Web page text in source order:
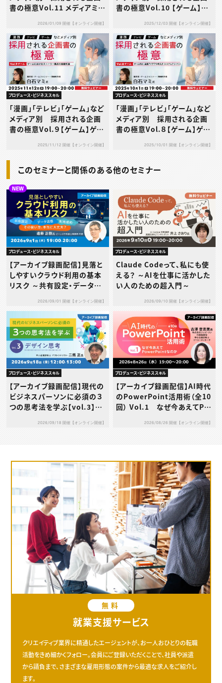
書の極意Vol.11 メディアミッ
2026/01/09 開催【オンライン開催】
書の極意Vol.10 【ゲーム】採
2025/12/03 開催【オンライン開催】
プロデュース・ビジネススキル
「漫画」「テレビ」「ゲーム」など
メディア別 採用される企画
書の極意Vol.９【ゲーム】ゲー
基礎知識2025/11/12 開催【オンライン開催】
プロデュース・ビジネススキル
「漫画」「テレビ」「ゲーム」など
メディア別 採用される企画
書の極意Vol.８【ゲーム】ゲー
方（システムアリ・ナシ）
2025/10/01 開催【オンライン開催】
このセミナーと関係のある他のセミナー
NEW
プロデュース・ビジネススキル
【アーカイブ録画配信】見落と
しやすいクラウド利用の基本
リスク ～共有設定・データ送
当に大丈夫？～2026/09/01 開催【オンライン開催】
プロデュース・ビジネススキル
Claude Codeって、私にも使
える？ ～AIを仕事に活かした
い人のための超入門～
2026/09/10 開催【オンライン開催】
プロデュース・ビジネススキル
【アーカイブ録画配信】現代の
ビジネスパーソンに必須の３
つの思考法を学ぶ【vol.3】デ
2026/09/18 開催【オンライン開催】
プロデュース・ビジネススキル
【アーカイブ録画配信】AI時代
のPowerPoint活用術（全10
回） Vol.1 なぜ今あえてPo
2026/08/26 開催【オンライン開催】
無料
就業支援サービス
クリエイティブ業界に精通したエージェントが、お一人おひとりの転職
活動をきめ細かくフォロー。会員にご登録いただくことで、社員や派遣
から請負まで、さまざまな雇用形態の案件から最適な求人をご紹介し
ます。